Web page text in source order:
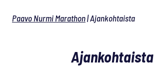
Paavo Nurmi Marathon|Ajankohtaista
Ajankohtaista